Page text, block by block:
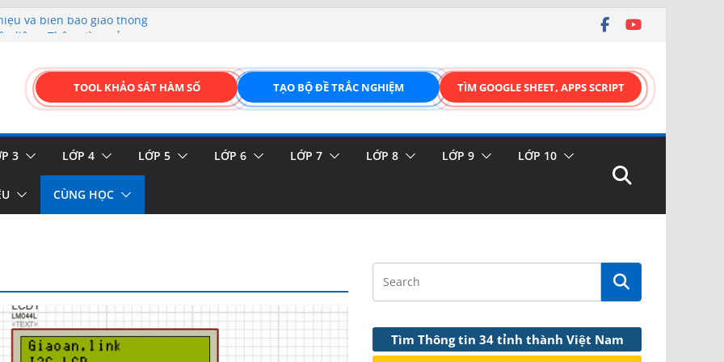
và biển báo giao thông
của thực vật
DIỆN ĐỈNH CAO &
TOOL KHẢO SÁT HÀM SỐ TẠO BỘ ĐỀ TRẮC NGHIỆM TÌM GOOGLE SHEET, APPS SCRIPT
3 LỚP 4 LỚP 5 LỚP 6 LỚP 7 LỚP 8 LỚP 9 LỚP 10
CÙNG HỌC
Tìm Thông tin 34 tỉnh thành Việt Nam